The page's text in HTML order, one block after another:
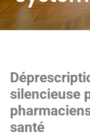
silencieuse
santé